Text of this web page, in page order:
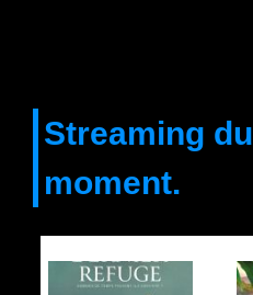
Streaming du
moment.